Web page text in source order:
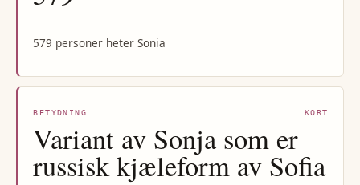
579 personer heter Sonia
BETYDNING KORT
Variant av Sonja som er
russisk kjæleform av Sofia